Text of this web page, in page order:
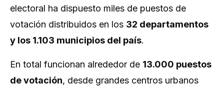
electoral ha dispuesto miles de puestos de
votación distribuidos en los 32 departamentos
y los 1.103 municipios del país.
En total funcionan alrededor de 13.000 puestos
de votación, desde grandes centros urbanos